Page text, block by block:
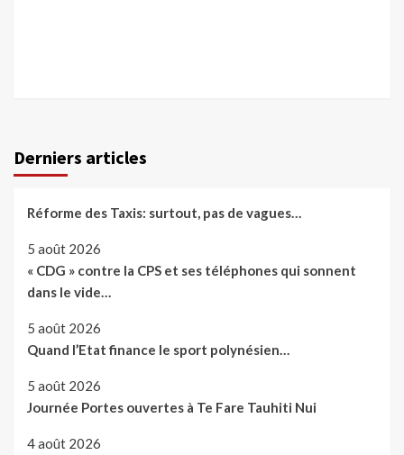
Derniers articles
Réforme des Taxis: surtout, pas de vagues…
5 août 2026
« CDG » contre la CPS et ses téléphones qui sonnent
dans le vide…
5 août 2026
Quand l’Etat finance le sport polynésien…
5 août 2026
Journée Portes ouvertes à Te Fare Tauhiti Nui
4 août 2026